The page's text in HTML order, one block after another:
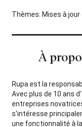
Thèmes: Mises à
À
Rupa est la
Avec plus de 10 ans
entreprises
s'intéresse
une fonctionnalité à